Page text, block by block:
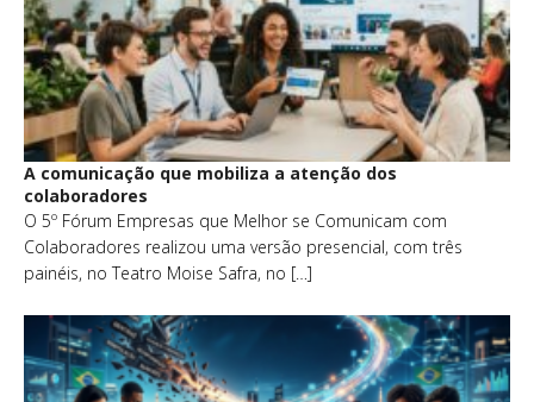
A comunicação que mobiliza a atenção dos
colaboradores
O 5º Fórum Empresas que Melhor se Comunicam com
Colaboradores realizou uma versão presencial, com três
painéis, no Teatro Moise Safra, no […]